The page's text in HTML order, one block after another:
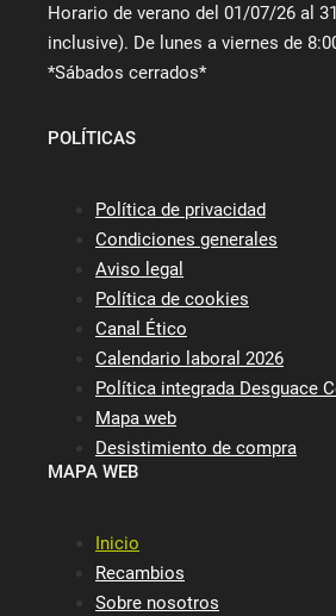
Horario de verano del 01/07/26 al
inclusive). De lunes a viernes de
*Sábados cerrados*
POLÍTICAS
Política de privacidad
Condiciones generales
Aviso legal
Política de cookies
Canal Ético
Calendario laboral 2026
Política integrada Desguace
Mapa web
Desistimiento de compra
MAPA WEB
Inicio
Recambios
Sobre nosotros